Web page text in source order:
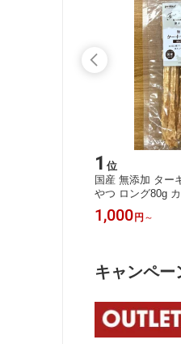
1 位
国産 無添加 ター
やつ ロング80g
く 低カロリー デ
歯と歯ぐきの健
1,000 円 ～
キャンペー